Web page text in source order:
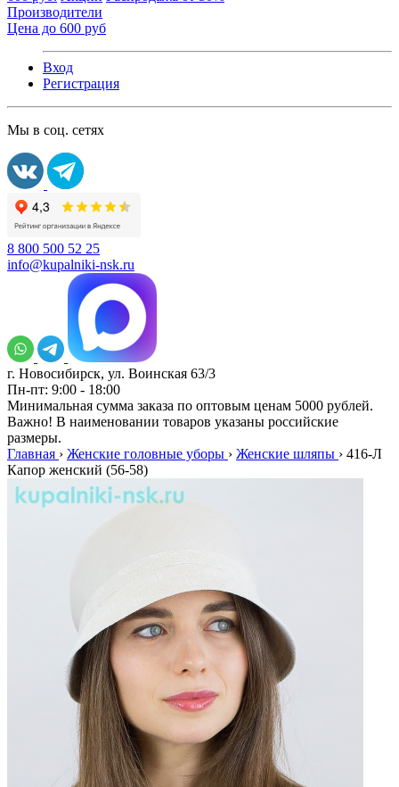
Производители
Цена до 600 руб
Вход
Регистрация
Мы в соц. сетях
8 800 500 52 25
info@kupalniki-nsk.ru
г. Новосибирск, ул. Воинская 63/3
Пн-пт: 9:00 - 18:00
Минимальная сумма заказа по оптовым ценам 5000 рублей.
Важно! В наименовании товаров указаны российские
размеры.
Главная › Женские головные уборы › Женские шляпы › 416-Л
Капор женский (56-58)